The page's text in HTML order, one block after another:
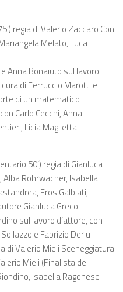
regia di Valerio Zaccaro Con
Melato, Luca
Anna Bonaiuto sul lavoro
di Ferruccio Marotti e
di un matematico
Carlo Cecchi, Anna
Licia Maglietta
50’) regia di Gianluca
Alba Rohrwacher, Isabella
Eros Galbiati,
Gianluca Greco
sul lavoro d’attore, con
e Fabrizio Deriu
di Valerio Mieli Sceneggiatura
Mieli (Finalista del
Isabella Ragonese